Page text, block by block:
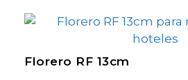
Florero RF 13cm